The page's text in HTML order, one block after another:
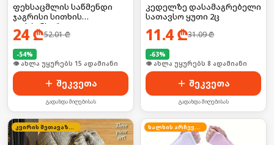
ფეხსაცმლის საწმენდი
ჯაგრისი სითხის
დისპენსერით
24₾52.01₾
-54%
🛒 ბოლო 24სთ-ში იყიდა 20-მა
შეკვეთა
გადახდა მიღებისას
კედელზე დასამაგრებელი
სათავსო ყუთი 2ც
11.4₾31.09₾
-63%
🛒 ბოლო 24სთ-ში იყიდა 16-მა
შეკვეთა
გადახდა მიღებისას
კვირის შეთავაზება ხალხის არჩევანი